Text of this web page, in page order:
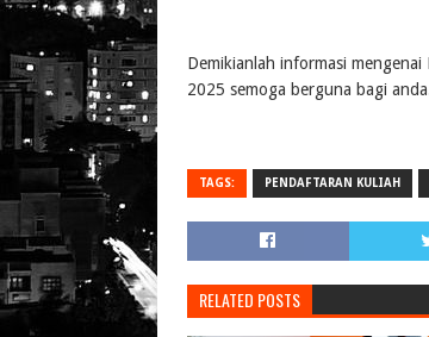
Demikianlah informasi
2025 semoga berguna bagi
TAGS: PENDAFTARAN KULIAH
RELATED POSTS